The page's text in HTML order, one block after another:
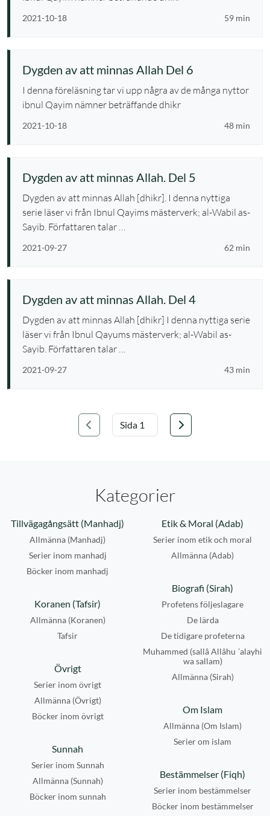
2021-10-18 59 min
Dygden av att minnas Allah Del 6
I denna föreläsning tar vi upp några av de många nyttor
ibnul Qayim nämner beträffande dhikr
2021-10-18 48 min
Dygden av att minnas Allah. Del 5
Dygden av att minnas Allah [dhikr]. I denna nyttiga
serie läser vi från Ibnul Qayims mästerverk; al-Wabil as-
Sayib. Författaren talar …
2021-09-27 62 min
Dygden av att minnas Allah. Del 4
Dygden av att minnas Allah [dhikr] I denna nyttiga serie
läser vi från Ibnul Qayums mästerverk; al-Wabil as-
Sayib. Författaren talar …
2021-09-27 43 min
Föregående
Välj sida
Nästa
Kategorier
Tillvägagångsätt (Manhadj)
Allmänna (Manhadj)
Serier inom manhadj
Böcker inom manhadj
Etik & Moral (Adab)
Serier inom etik och moral
Allmänna (Adab)
Biografi (Sirah)
Profetens följeslagare
De lärda
De tidigare profeterna
Muhammed (sallâ Allâhu ´alayhi
wa sallam)
Allmänna (Sirah)
Koranen (Tafsir)
Allmänna (Koranen)
Tafsir
Övrigt
Serier inom övrigt
Allmänna (Övrigt)
Böcker inom övrigt
Om Islam
Allmänna (Om Islam)
Serier om islam
Sunnah
Serier inom Sunnah
Allmänna (Sunnah)
Böcker inom sunnah
Bestämmelser (Fiqh)
Serier inom bestämmelser
Böcker inom bestämmelser